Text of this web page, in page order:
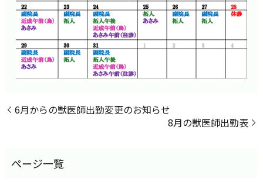
6月からの獣医師出勤変更のお知らせ
8月の獣医師出勤表